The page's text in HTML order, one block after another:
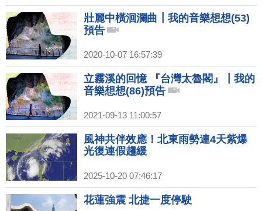
壯麗中橫洄瀾曲┃我的音樂想想(53)
預告
2020-10-07 16:57:39
立霧溪的回憶 『台灣太魯閣』┃我的
音樂想想(86)預告
2021-09-13 11:00:57
風神共伴效應！北東雨勢連4天紫爆
光復連假趨緩
2025-10-20 07:46:17
花蓮強震 北捷一度停駛